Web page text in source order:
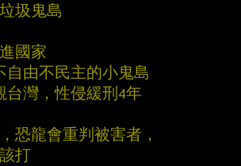
圾鬼島
國家
由不民主的小鬼島
台灣，性侵緩刑4年
恐龍會重判被害者，
打